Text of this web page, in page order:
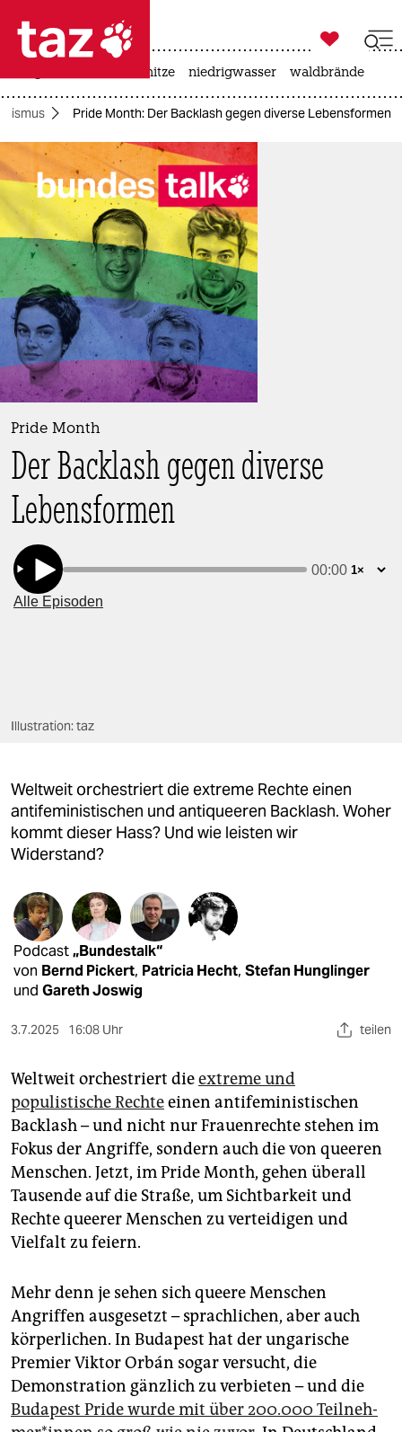
 taz zahl ich
taz zahl ich
themen
politik
öko
gesellschaft
kultur
sport
berlin
wahrheit
verlag
verlag
veranstaltungen
epaper login

taz zahl ich
hitze niedrigwasser waldbrände
Pride Month: Der Backlash gegen diverse Lebensformen
Pride Month
Der Backlash gegen diverse
Lebensformen
Illustration: taz
Weltweit orchestriert die extreme Rechte einen
antifeministischen und antiqueeren Backlash. Woher
kommt dieser Hass? Und wie leisten wir
Widerstand?
Podcast„Bundestalk“
von Bernd Pickert, Patricia Hecht, Stefan Hunglinger
und Gareth Joswig
3.7.2025 16:08 Uhr teilen
Weltweit orchestriert dieextreme und
populistische Rechteeinen antifeministischen
Backlash – und nicht nur Frauenrechte stehen im
Fokus der Angriffe, sondern auch die von queeren
Menschen. Jetzt, im Pride Month, gehen überall
Tausende auf die Straße, um Sichtbarkeit und
Rechte queerer Menschen zu verteidigen und
Vielfalt zu feiern.
Mehr denn je sehen sich queere Menschen
Angriffen ausgesetzt – sprachlichen, aber auch
körperlichen. In Budapest hat der ungarische
Premier Viktor Orbán sogar versucht, die
Demonstration gänzlich zu verbieten – und die
Budapest Pride wurde mit über 200.000 Teil­neh­